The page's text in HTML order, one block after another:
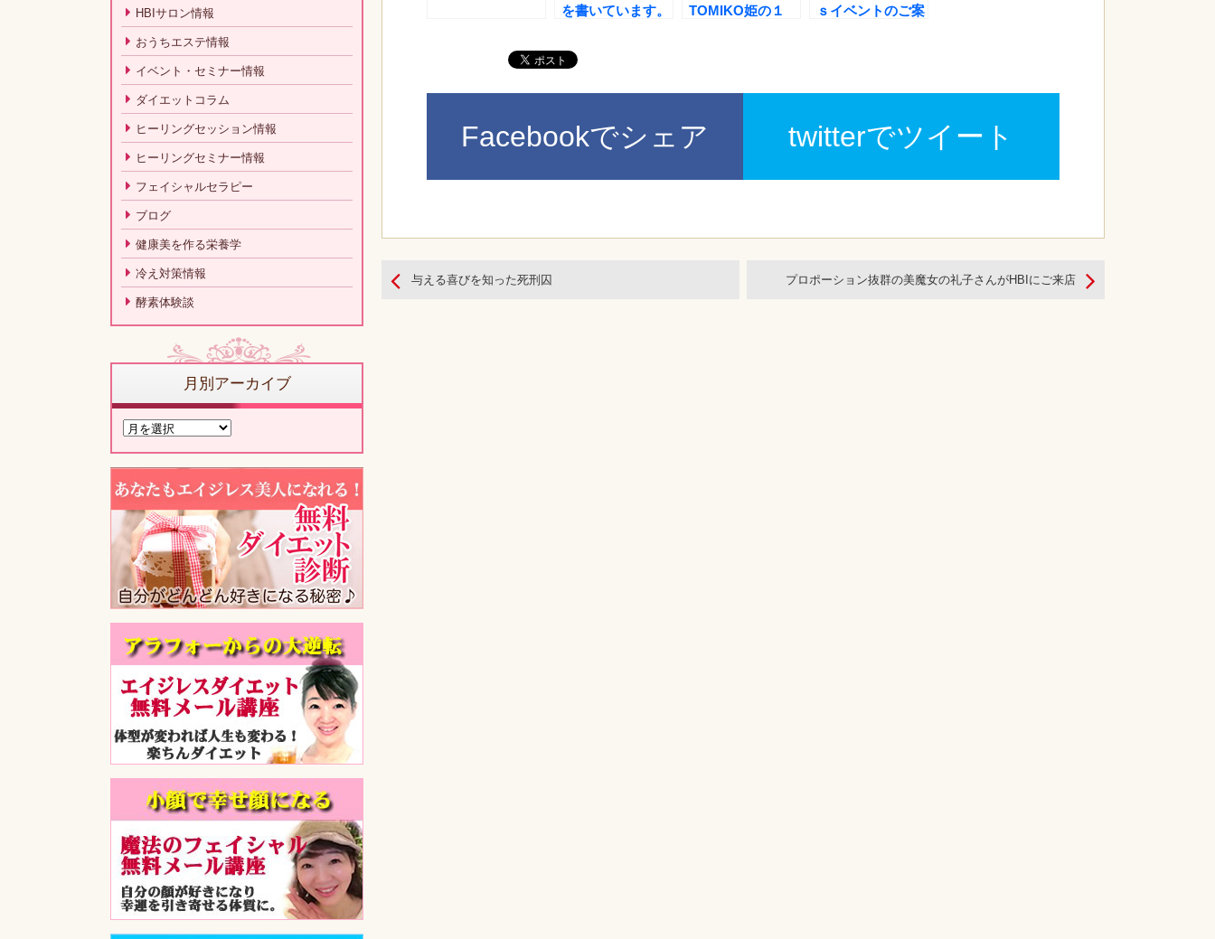
を書いています。
TOMIKO姫の１
ｓイベントのご案
Facebookでシェア twitterでツイート
与える喜びを知った死刑囚 プロポーション抜群の美魔女の礼子さんがHBIにご来店
HBIサロン情報
おうちエステ情報
イベント・セミナー情報
ダイエットコラム
ヒーリングセッション情報
ヒーリングセミナー情報
フェイシャルセラピー
ブログ
健康美を作る栄養学
冷え対策情報
酵素体験談
月別アーカイブ
月
別
ア
ー
カ
ブ